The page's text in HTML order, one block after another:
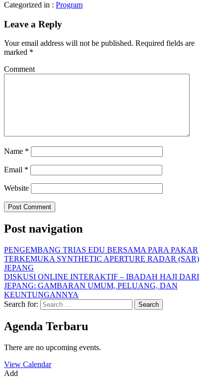
Categorized in : Program
Leave a Reply
Your email address will not be published. Required fields are
marked *
Comment
Name *
Email *
Website
Post navigation
PENGEMBANG TRIAS EDU BERSAMA PARA PAKAR
TERKEMUKA SYNTHETIC APERTURE RADAR (SAR)
JEPANG
DISKUSI ONLINE INTERAKTIF – IBADAH HAJI DARI
JEPANG: GAMBARAN UMUM, PELUANG, DAN
KEUNTUNGANNYA
Search for:
Agenda Terbaru
There are no upcoming events.
View Calendar
Add